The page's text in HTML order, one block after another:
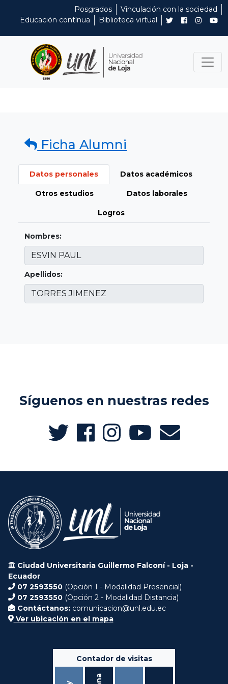
Posgrados
Vinculación con la sociedad
Educación contínua
Biblioteca virtual
Ficha Alumni
Datos personales Datos académicos
Otros estudios Datos laborales
Logros
Nombres:
Apellidos:
Síguenos en nuestras redes
Ciudad Universitaria Guillermo Falconí - Loja -
Ecuador
07 2593550 (Opción 1 - Modalidad Presencial)
07 2593550 (Opción 2 - Modalidad Distancia)
Contáctanos: comunicacion@unl.edu.ec
Ver ubicación en el mapa
Contador de visitas